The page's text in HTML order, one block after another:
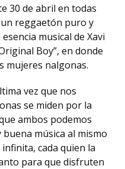
30 de abril en todas
reggaetón puro y
musical de Xavi
Boy”, en donde
mujeres nalgonas.
vez que nos
se miden por la
ambos podemos
música al mismo
cada quien la
para que disfruten